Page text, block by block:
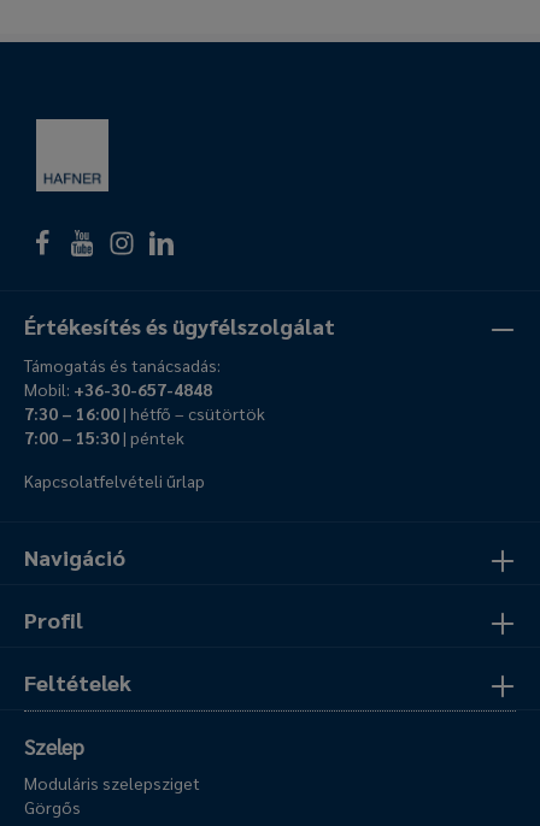
Navigáció
Profil
Feltételek
Értékesítés és ügyfélszolgálat
Támogatás és tanácsadás:
Mobil: +36-30-657-4848
7:30 – 16:00| hétfő – csütörtök
7:00 – 15:30| péntek
Kapcsolatfelvételi űrlap
Szelep
Moduláris szelepsziget
Görgős